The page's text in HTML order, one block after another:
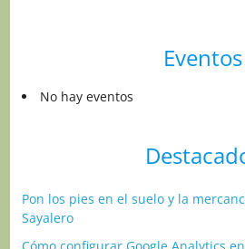
Eventos
No hay eventos
Pon los pies en el suelo y la
Sayalero